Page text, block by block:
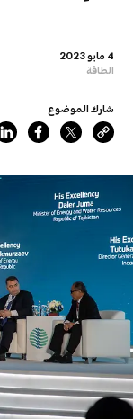
4 مايو 2023
الطاقة
شارك الموضوع